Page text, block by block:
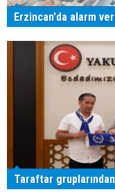
Erzincan'da alarm
Taraftar